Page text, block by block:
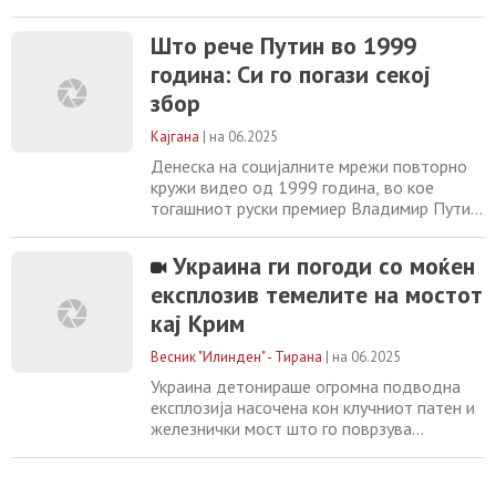
за да се разгледаат разменетите нацрт-
меморандуми. Кога страните ќе бидат
подготвени, ќе се договорат за датумот
на следната рунда преговор, посочи
Песков
Што рече Путин во 1999
година: Си го погази секој
збор
Кајгана | на 06.2025
Денеска на социјалните мрежи повторно
кружи видео од 1999 година, во кое
тогашниот руски премиер Владимир Путин
последователните постапки на Русија,
вклучувајќи ја анексијата на Крим во 2014
година и агресијата врз Украина во 2022
година. Ова е клип од емисија емитувана
на руската телевизија,
Украина ги погоди со моќен
експлозив темелите на мостот
кај Крим
Весник "Илинден" - Тирана | на 06.2025
Украина детонираше огромна подводна
експлозија насочена кон клучниот патен и
железнички мост што го поврзува